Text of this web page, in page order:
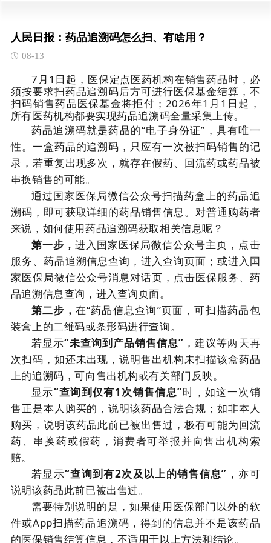
人民日报：药品追溯码怎么扫、有啥用？
08-13
7月1日起，医保定点医药机构在销售药品时，必
须按要求扫药品追溯码后方可进行医保基金结算，不
扫码销售药品医保基金将拒付；2026年1月1日起，
所有医药机构都要实现药品追溯码全量采集上传。
药品追溯码就是药品的“电子身份证”，具有唯一
性。一盒药品的追溯码，只应有一次被扫码销售的记
录，若重复出现多次，就存在假药、回流药或药品被
串换销售的可能。
通过国家医保局微信公众号扫描药盒上的药品追
溯码，即可获取详细的药品销售信息。对普通购药者
来说，如何使用药品追溯码获取相关信息呢？
第一步，进入国家医保局微信公众号主页，点击
服务、药品追溯信息查询，进入查询页面；或进入国
家医保局微信公众号消息对话页，点击医保服务、药
品追溯信息查询，进入查询页面。
第二步， 在“药品信息查询”页面，可扫描药品包
装盒上的二维码或条形码进行查询。
若显示“未查询到产品销售信息” ，建议等两天再
次扫码，如还未出现，说明售出机构未扫描该盒药品
上的追溯码，可向售出机构或有关部门反映。
显示“查询到仅有1次销售信息”时，如这一次销
售正是本人购买的，说明该药品合法合规；如非本人
购买，说明该药品此前已被出售过，极有可能为回流
药、串换药或假药，消费者可举报并向售出机构索
赔。
若显示“查询到有2次及以上的销售信息” ，亦可
说明该药品此前已被出售过。
需要特别说明的是，如果使用医保部门以外的软
件或App扫描药品追溯码，得到的信息并不是该药品
的医保销售结算信息，不适用于以上方法和结论。